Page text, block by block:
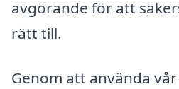
avgörande för att
rätt till.
Genom att använda